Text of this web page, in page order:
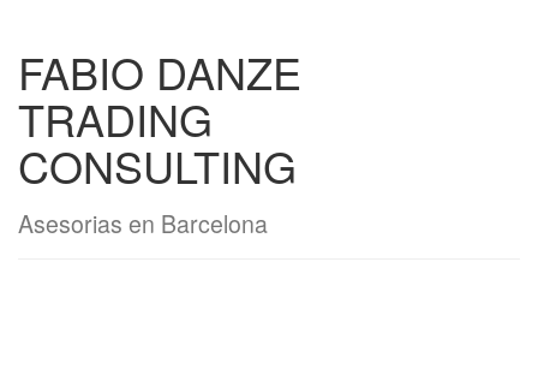
FABIO DANZE
TRADING
CONSULTING
Asesorias en Barcelona